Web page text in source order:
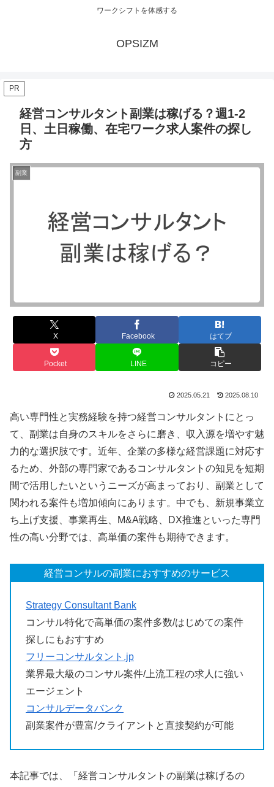
ワークシフトを体感する
OPSIZM
PR
経営コンサルタント副業は稼げる？週1-2
日、土日稼働、在宅ワーク求人案件の探し
方
副業
X Facebook はてブ
Pocket LINE コピー
2025.05.21 2025.08.10
高い専門性と実務経験を持つ経営コンサルタントにとっ
て、副業は自身のスキルをさらに磨き、収入源を増やす魅
力的な選択肢です。近年、企業の多様な経営課題に対応す
るため、外部の専門家であるコンサルタントの知見を短期
間で活用したいというニーズが高まっており、副業として
関われる案件も増加傾向にあります。中でも、新規事業立
ち上げ支援、事業再生、M&A戦略、DX推進といった専門
性の高い分野では、高単価の案件も期待できます。
経営コンサルの副業におすすめのサービス
Strategy Consultant Bank
コンサル特化で高単価の案件多数/はじめての案件
探しにもおすすめ
フリーコンサルタント.jp
業界最大級のコンサル案件/上流工程の求人に強い
エージェント
コンサルデータバンク
副業案件が豊富/クライアントと直接契約が可能
本記事では、「経営コンサルタントの副業は稼げるの